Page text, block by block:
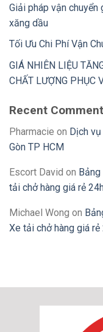
Giải pháp vận chuyển
xăng dầu
Tối Ưu Chi Phí Vận
GIÁ NHIÊN LIỆU
CHẤT LƯỢNG PHỤC
Recent
Pharmacie on Dịch
Gòn TP HCM
Escort David on
tải chở hàng giá rẻ
Michael Wong on
Xe tải chở hàng giá rẻ